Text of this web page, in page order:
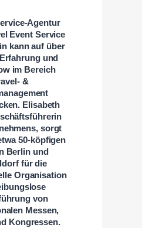
Agentur
Event Service
kann auf über
und
im Bereich
&
Elisabeth
sorgt
50-köpfigen
Berlin und
für die
Organisation
von
Messen,
Kongressen.